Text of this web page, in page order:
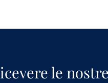
le